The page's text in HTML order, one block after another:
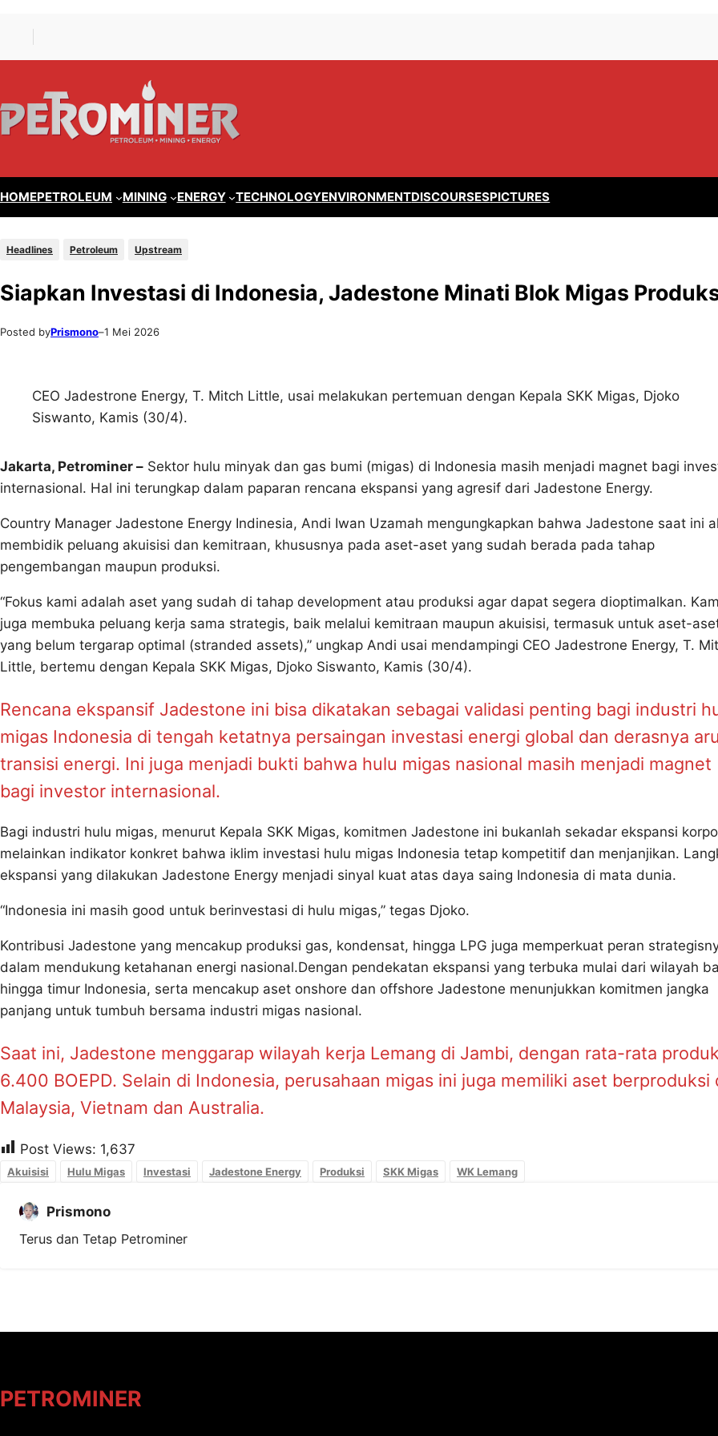
HOMEPETROLEUM MINING ENERGY TECHNOLOGYENVIRONMENTDISCOURSESPICTURES
Headlines Petroleum Upstream
Siapkan Investasi di Indonesia, Jadestone Minati Blok Migas
Posted byPrismono–1 Mei 2026
CEO Jadestrone Energy, T. Mitch Little, usai melakukan pertemuan dengan Kepala SKK Migas, Djoko
Siswanto, Kamis (30/4).
Jakarta, Petrominer – Sektor hulu minyak dan gas bumi (migas) di Indonesia masih menjadi magnet bagi
internasional. Hal ini terungkap dalam paparan rencana ekspansi yang agresif dari Jadestone Energy.
Country Manager Jadestone Energy Indinesia, Andi Iwan Uzamah mengungkapkan bahwa Jadestone saat ini
membidik peluang akuisisi dan kemitraan, khususnya pada aset-aset yang sudah berada pada tahap
pengembangan maupun produksi.
“Fokus kami adalah aset yang sudah di tahap development atau produksi agar dapat segera dioptimalkan.
juga membuka peluang kerja sama strategis, baik melalui kemitraan maupun akuisisi, termasuk untuk aset-
yang belum tergarap optimal (stranded assets),” ungkap Andi usai mendampingi CEO Jadestrone Energy, T.
Little, bertemu dengan Kepala SKK Migas, Djoko Siswanto, Kamis (30/4).
Rencana ekspansif Jadestone ini bisa dikatakan sebagai validasi penting bagi industri
migas Indonesia di tengah ketatnya persaingan investasi energi global dan derasnya
transisi energi. Ini juga menjadi bukti bahwa hulu migas nasional masih menjadi magnet
bagi investor internasional.
Bagi industri hulu migas, menurut Kepala SKK Migas, komitmen Jadestone ini bukanlah sekadar ekspansi
melainkan indikator konkret bahwa iklim investasi hulu migas Indonesia tetap kompetitif dan menjanjikan.
ekspansi yang dilakukan Jadestone Energy menjadi sinyal kuat atas daya saing Indonesia di mata dunia.
“Indonesia ini masih good untuk berinvestasi di hulu migas,” tegas Djoko.
Kontribusi Jadestone yang mencakup produksi gas, kondensat, hingga LPG juga memperkuat peran
dalam mendukung ketahanan energi nasional.Dengan pendekatan ekspansi yang terbuka mulai dari wilayah
hingga timur Indonesia, serta mencakup aset onshore dan offshore Jadestone menunjukkan komitmen jangka
panjang untuk tumbuh bersama industri migas nasional.
Saat ini, Jadestone menggarap wilayah kerja Lemang di Jambi, dengan rata-rata
6.400 BOEPD. Selain di Indonesia, perusahaan migas ini juga memiliki aset berproduksi
Malaysia, Vietnam dan Australia.
Post Views: 1,637
Akuisisi Hulu Migas Investasi Jadestone Energy Produksi SKK Migas WK Lemang
Prismono
Terus dan Tetap Petrominer
PETROMINER